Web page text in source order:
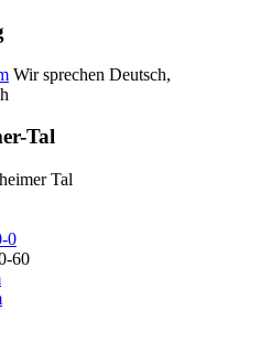
Wir sprechen Deutsch,
Tal
Tal
0
60